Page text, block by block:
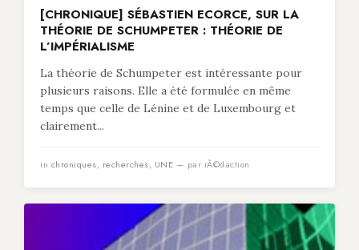
[CHRONIQUE] SÉBASTIEN ECORCE, SUR LA
THÉORIE DE SCHUMPETER : THÉORIE DE
L’IMPÉRIALISME
La théorie de Schumpeter est intéressante pour
plusieurs raisons. Elle a été formulée en même
temps que celle de Lénine et de Luxembourg et
clairement...
in chroniques, recherches, UNE — par rÃ©daction